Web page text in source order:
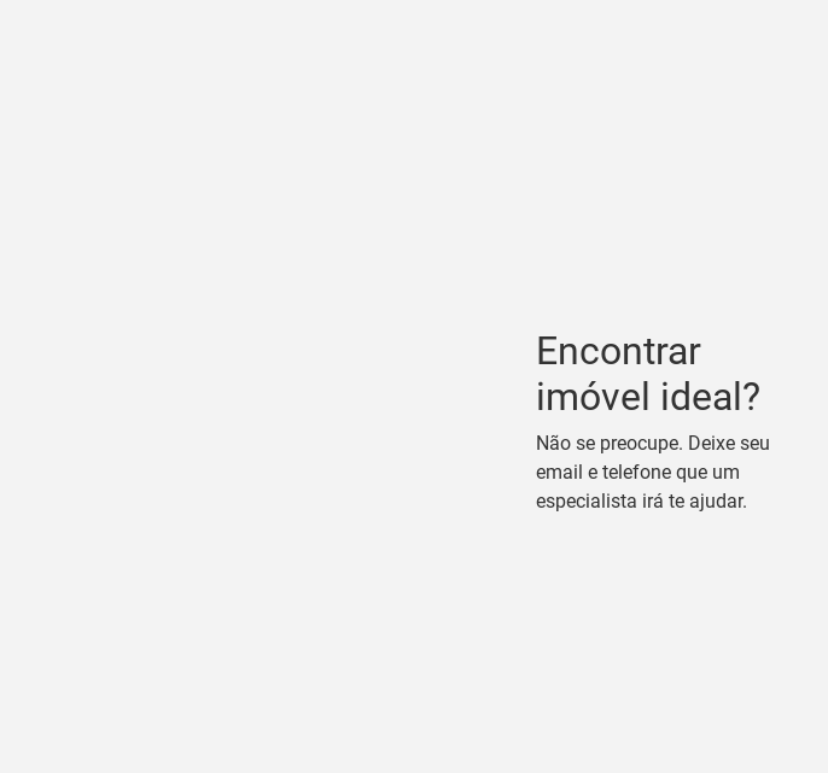
Encontrar
imóvel ideal?
Não se preocupe. Deixe seu
email e telefone que um
especialista irá te ajudar.